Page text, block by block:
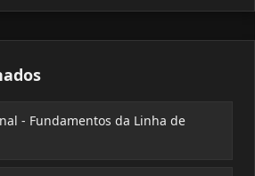
- Fundamentos da Linha de